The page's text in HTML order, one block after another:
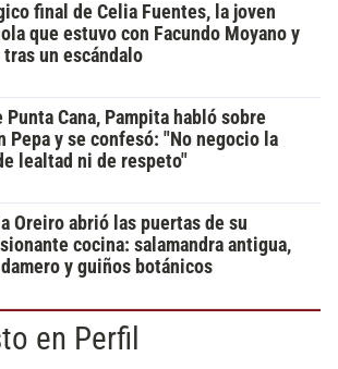
final de Celia Fuentes, la joven
que estuvo con Facundo Moyano y
un escándalo
Punta Cana, Pampita habló sobre
Pepa y se confesó: "No negocio la
lealtad ni de respeto"
Oreiro abrió las puertas de su
cocina: salamandra antigua,
y guiños botánicos
en Perfil